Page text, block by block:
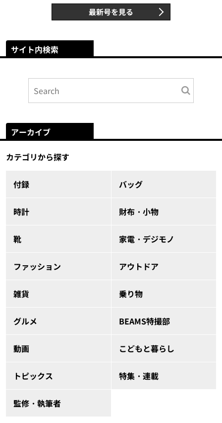
最新号を見る
サイト内検索
アーカイブ
カテゴリから探す
付録 バッグ
時計 財布・小物
靴 家電・デジモノ
ファッション アウトドア
雑貨 乗り物
グルメ BEAMS特撮部
動画 こどもと暮らし
トピックス 特集・連載
監修・執筆者